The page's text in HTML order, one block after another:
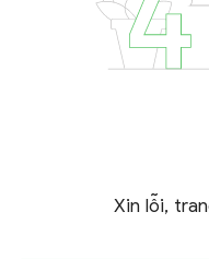
Xin lỗi,